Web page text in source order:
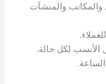
والمكاتب والمنشآت
الأنسب لكل حالة.